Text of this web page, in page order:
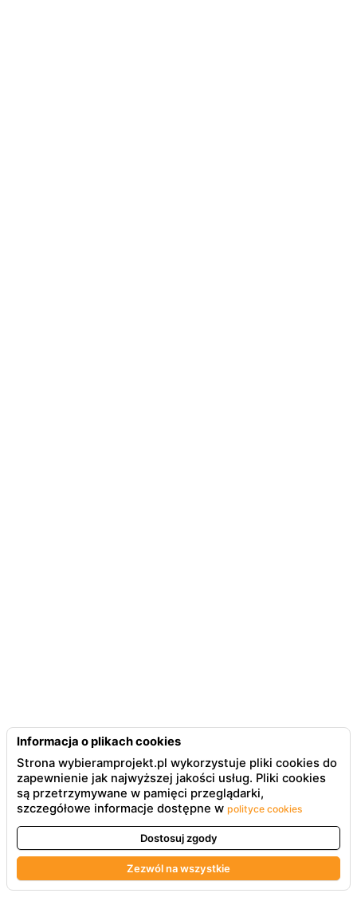
Informacja o plikach cookies
Strona wybieramprojekt.pl wykorzystuje pliki cookies do
zapewnienie jak najwyższej jakości usług. Pliki cookies
są przetrzymywane w pamięci przeglądarki,
szczegółowe informacje dostępne w polityce cookies
Dostosuj zgody
Zezwól na wszystkie